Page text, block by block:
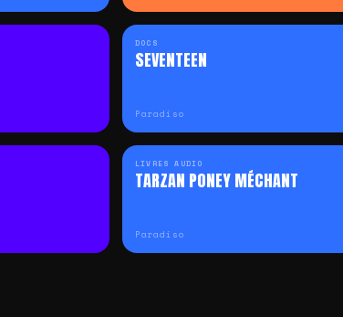
DOCS
SEVENTEEN
Paradiso
LIVRES AUDIO
TARZAN PONEY MÉCHANT
Paradiso